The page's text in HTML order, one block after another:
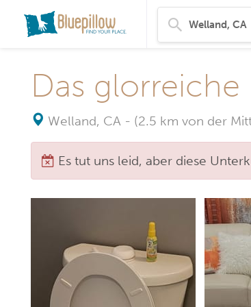
Das glorreiche
Welland, CA - (2.5 km von der
Es tut uns leid, aber diese